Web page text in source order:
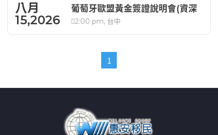
八月
15,2026
葡萄牙歐盟黃金簽證說明會(資深
顧問解析)
2:00 pm, 台中
1